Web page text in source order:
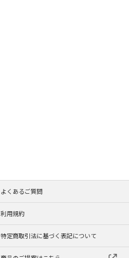
よくあるご質問
利用規約
特定商取引法に基づく表記について